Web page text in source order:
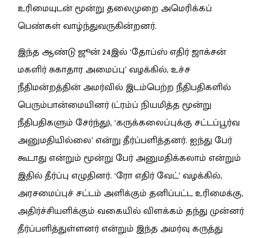
உரிமையுடன் மூன்று தலைமுறை அமெரிக்கப்
பெண்கள் வாழ்ந்துவருகின்றனர்.
இந்த ஆண்டு ஜூன் 24இல் ‘தோப்ஸ் எதிர் ஜாக்சன்
மகளிர் சுகாதார அமைப்பு’ வழக்கில், உச்ச
நீதிமன்றத்தின் அமர்வில் இடம்பெற்ற நீதிபதிகளில்
பெரும்பான்மையினர் (ட்ரம்ப் நியமித்த மூன்று
நீதிபதிகளும் சேர்ந்து), ‘கருக்கலைப்புக்கு சட்டப்பூர்வ
அனுமதியில்லை’ என்று தீர்ப்பளித்தனர். ஐந்து பேர்
கூடாது என்றும் மூன்று பேர் அனுமதிக்கலாம் என்றும்
இதில் தீர்ப்பு எழுதினர். ‘ரோ எதிர் வேட்’ வழக்கில்,
அரசமைப்புச் சட்டம் அளிக்கும் தனிப்பட்ட உரிமைக்கு,
அதிர்ச்சியளிக்கும் வகையில் விளக்கம் தந்து முன்னர்
தீர்ப்பளித்துள்ளனர் என்றும் இந்த அமர்வு கருத்து